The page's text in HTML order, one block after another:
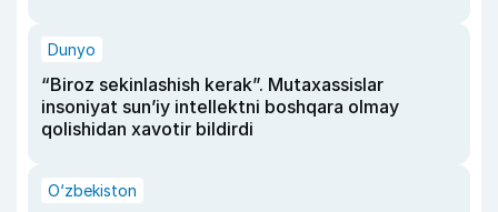
Dunyo
“Biroz sekinlashish kerak”. Mutaxassislar
insoniyat sun’iy intellektni boshqara olmay
qolishidan xavotir bildirdi
O‘zbekiston